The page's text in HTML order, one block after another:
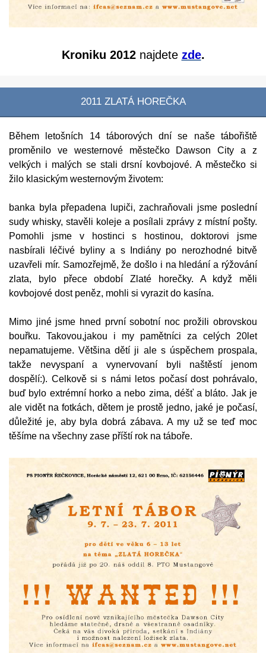
Kroniku 2012 najdete zde.
2011 ZLATÁ HOREČKA
Během letošních 14 táborových dní se naše tábořiště
proměnilo ve westernové městečko Dawson City a z
velkých i malých se stali drsní kovbojové. A městečko si
žilo klasickým westernovým životem:
banka byla přepadena lupiči, zachraňovali jsme poslední
sudy whisky, stavěli koleje a posílali zprávy z místní pošty.
Pomohli jsme v hostinci s hostinou, doktorovi jsme
nasbírali léčivé byliny a s Indiány po nerozhodné bitvě
uzavřeli mír. Samozřejmě, že došlo i na hledání a rýžování
zlata, bylo přece období Zlaté horečky. A když měli
kovbojové dost peněz, mohli si vyrazit do kasína.
Mimo jiné jsme hned první sobotní noc prožili obrovskou
bouřku. Takovou,jakou i my pamětníci za celých 20let
nepamatujeme. Většina dětí ji ale s úspěchem prospala,
takže nevyspaní a vynervovaní byli naštěstí jenom
dospělí:). Celkově si s námi letos počasí dost pohrávalo,
buď bylo extrémní horko a nebo zima, déšť a bláto. Jak je
ale vidět na fotkách, dětem je prostě jedno, jaké je počasí,
důležité je, aby byla dobrá zábava. A my už se teď moc
těšíme na všechny zase příští rok na táboře.